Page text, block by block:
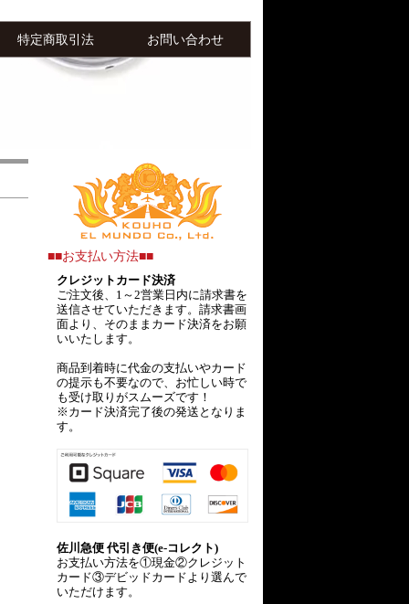
特定商取引法 お問い合わせ
■■お支払い方法■■
クレジットカード決済
ご注文後、1～2営業日内に請求書を
送信させていただきます。請求書画
面より、そのままカード決済をお願
いいたします。
商品到着時に代金の支払いやカード
の提示も不要なので、お忙しい時で
も受け取りがスムーズです！
※カード決済完了後の発送となりま
す。
佐川急便 代引き便(e-コレクト)
お支払い方法を①現金②クレジット
カード③デビッドカードより選んで
いただけます。